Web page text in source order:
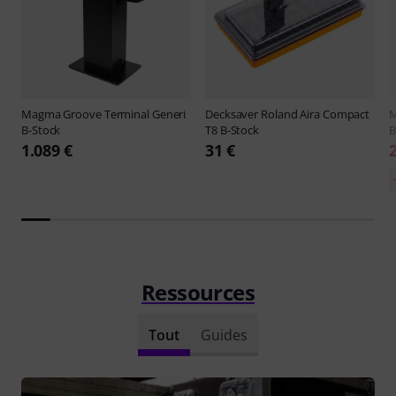
Magma Groove Terminal Generi
B-Stock
1.089 €
Decksaver Roland Aira Compact
T8 B-Stock
31 €
Ressources
Tout Guides